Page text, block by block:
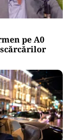
Berbecii își